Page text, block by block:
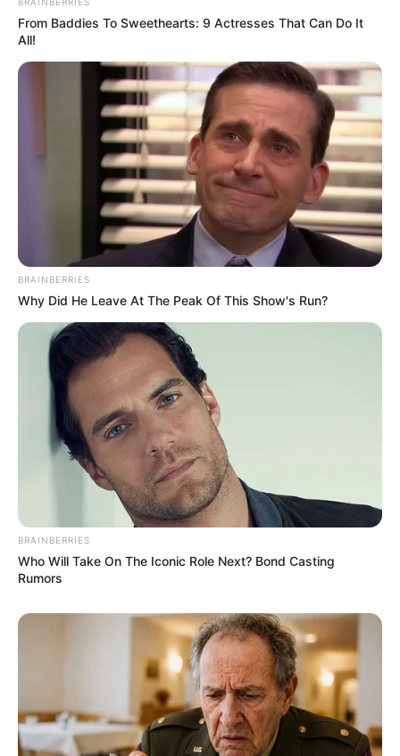
Instagram:
Tinggi, Berat & Penampilan Fisik
Golongan Darah: –
Warna Rambut: Hitam
Warna Mata: Hitam
Warna Kulit: Putih
Ukuran Tubuh: –
Ukuran Sepatu: –
Ukuran Baju: –
Pendidikan
Keluarga
Pacar
BRAINBERRIES
From Baddies To Sweethearts: 9 Actresses That Can Do It
All!
BRAINBERRIES
Why Did He Leave At The Peak Of This Show's Run?
BRAINBERRIES
Who Will Take On The Iconic Role Next? Bond Casting
Rumors